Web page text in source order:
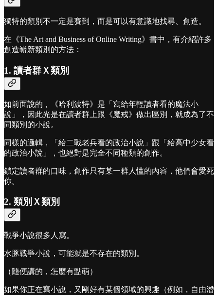
獨特的類別不一定是賽到，而是可以有意識地找尋、創造。
在《The Art and Business of Online Writing》書中，有介紹許多
創造嶄新類別的方法：
1. 讀者群Ｘ類別
如前面說的，《哈利波特》是「寫給年輕讀者看的魔法小
說」，因此光是在讀者群上跟《魔戒》做出區別，就成為了不
同類別的小說。
同樣的邏輯，「給二戰老兵看的政治小說」跟「給高中少女看
的政治小說」，也絕對是完全不同種類的創作。
鎖定讀者群的口味，創作只有某一群人懂的內容，他們會愛死
你。
2. 類別Ｘ類別
戰爭小說很多人寫。
水豚戰爭小說，可能就是不存在的類別。
（隨便講的，怎麼有點萌）
如果你正在寫小說，又剛好有某個領域的興趣（例如，自由潛